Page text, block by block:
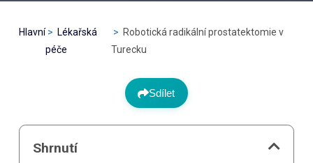
Hlavní
Lékařská
péče
Robotická radikální prostatektomie v
Turecku
Sdílet
Shrnutí